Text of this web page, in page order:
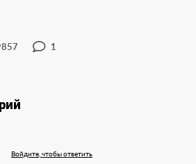
1
Войдите, чтобы ответить